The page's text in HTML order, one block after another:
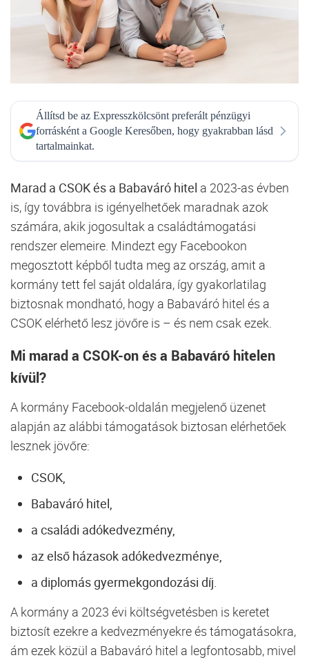
Állítsd be az Expresszkölcsönt preferált pénzügyi
forrásként a Google Keresőben, hogy gyakrabban lásd
tartalmainkat.
Marad a CSOK és a Babaváró hitel a 2023-as évben
is, így továbbra is igényelhetőek maradnak azok
számára, akik jogosultak a családtámogatási
rendszer elemeire. Mindezt egy Facebookon
megosztott képből tudta meg az ország, amit a
kormány tett fel saját oldalára, így gyakorlatilag
biztosnak mondható, hogy a Babaváró hitel és a
CSOK elérhető lesz jövőre is – és nem csak ezek.
Mi marad a CSOK-on és a Babaváró hitelen
kívül?
A kormány Facebook-oldalán megjelenő üzenet
alapján az alábbi támogatások biztosan elérhetőek
lesznek jövőre:
CSOK,
Babaváró hitel,
a családi adókedvezmény,
az első házasok adókedvezménye,
a diplomás gyermekgondozási díj.
A kormány a 2023 évi költségvetésben is keretet
biztosít ezekre a kedvezményekre és támogatásokra,
ám ezek közül a Babaváró hitel a legfontosabb, mivel